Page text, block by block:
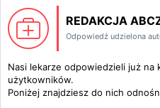
REDAKCJA
Odpowiedź udzielona
Nasi lekarze odpowiedzieli już na
użytkowników.
Poniżej znajdziesz do nich